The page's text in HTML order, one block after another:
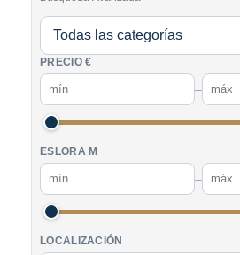
PRECIO €
–
ESLORA M
–
LOCALIZACIÓN